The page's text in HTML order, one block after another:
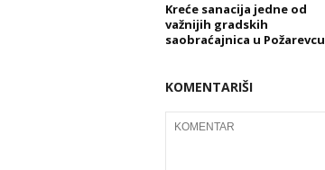
Kreće sanacija jedne od
važnijih gradskih
saobraćajnica u Požarevcu
KOMENTARIŠI